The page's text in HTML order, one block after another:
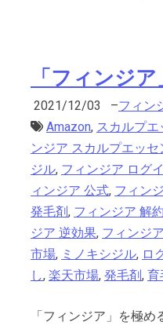
「フィンジ
2021/12/03 –フィン
Amazon, スカルプエ
ンジア スカルプエッセ
ジル, フィンジア ログ
ィンジア 公式, フィン
発毛剤, フィンジア 解約
ジア 逆効果, フィンジ
市場, ミノキシジル, ロ
し, 楽天市場, 発毛剤, 育
「フィンジア」を極